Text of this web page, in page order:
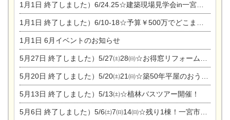
1月1日 終了しました）6/24.25☆建築現場見学会in一宮市木曽川町
1月1日 終了しました）6/10-18☆予算￥500万でどこまでできるの？リフォーム相談会
1月1日 6月イベントのお知らせ
5月27日 終了しました）5/27㈯28㈰☆お得窓リフォーム個別相談会
5月20日 終了しました）5/20㈯21㈰☆築50年平屋のおうちリノベーション完成見学会
5月13日 終了しました）5/13㈯☆植林バスツアー開催！
5月6日 終了しました）5/6㈯7㈰14㈰☆残り1棟！一宮市限定モニター募集相談会(新築・建替え)